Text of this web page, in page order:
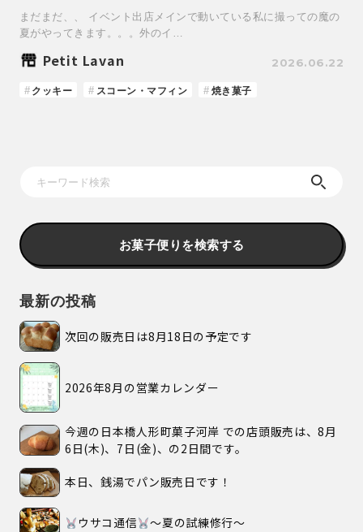
まだまだ、、 イベント出店メインで動いている私に撮っての魔の
夏がやってきます。。。外のイ…
Petit Lavan 2026.06.22
クッキー スコーン・マフィン 焼き菓子
お菓子便りを検索する
最新の投稿
次回の販売日は8月18日の予定です
2026年8月の営業カレンダー
今週の日本橋人形町菓子河岸 での店頭販売は、8月
6日(木)、7日(金)、の2日間です。
本日、銭湯でパン販売日です！
ウサコ通信 〜夏の試練修行〜